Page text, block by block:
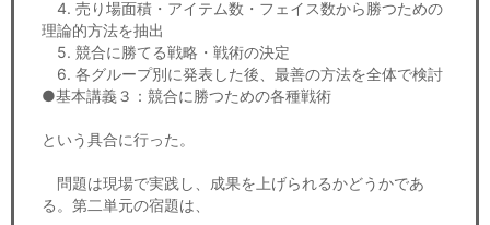
4. 売り場面積・アイテム数・フェイス数から勝つための
理論的方法を抽出
5. 競合に勝てる戦略・戦術の決定
6. 各グループ別に発表した後、最善の方法を全体で検討
●基本講義３：競合に勝つための各種戦術
という具合に行った。
問題は現場で実践し、成果を上げられるかどうかであ
る。第二単元の宿題は、